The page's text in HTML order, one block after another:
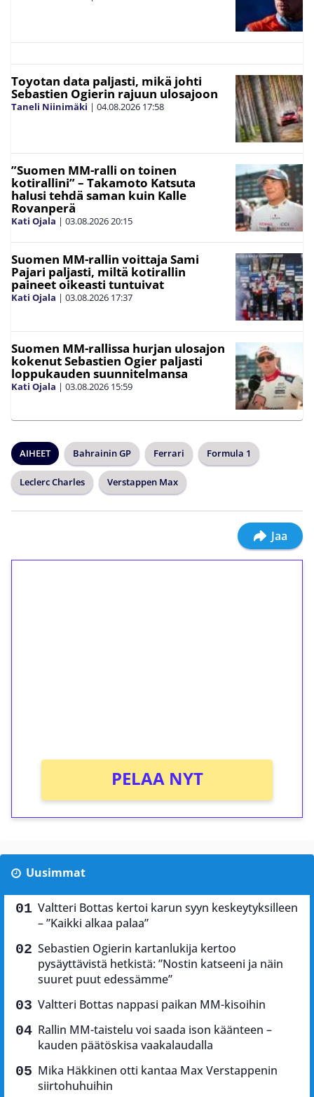
Toyotan data paljasti, mikä johti
Sebastien Ogierin rajuun ulosajoon
Taneli Niinimäki | 04.08.2026 17:58
”Suomen MM-ralli on toinen
kotirallini” – Takamoto Katsuta
halusi tehdä saman kuin Kalle
Rovanperä
Kati Ojala | 03.08.202620:15
Suomen MM-rallin voittaja Sami
Pajari paljasti, miltä kotirallin
paineet oikeasti tuntuivat
Kati Ojala | 03.08.2026 17:37
Suomen MM-rallissa hurjan ulosajon
kokenut Sebastien Ogier paljasti
loppukauden suunnitelmansa
Kati Ojala | 03.08.2026 15:59
AIHEET Bahrainin GP Ferrari Formula 1
Leclerc Charles Verstappen Max
Jaa
PELAA NYT
Uusimmat
Valtteri Bottas kertoi karun syyn keskeytyksilleen
– ”Kaikki alkaa palaa”
Sebastien Ogierin kartanlukija kertoo
pysäyttävistä hetkistä: ”Nostin katseeni ja näin
suuret puut edessämme”
Valtteri Bottas nappasi paikan MM-kisoihin
Rallin MM-taistelu voi saada ison käänteen –
kauden päätöskisa vaakalaudalla
Mika Häkkinen otti kantaa Max Verstappenin
siirtohuhuihin